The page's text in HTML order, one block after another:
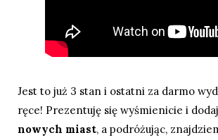
Jest to już 3 stan i ostatni za darmo
ręce! Prezentuję się wyśmienicie i
nowych miast, a podróżując,